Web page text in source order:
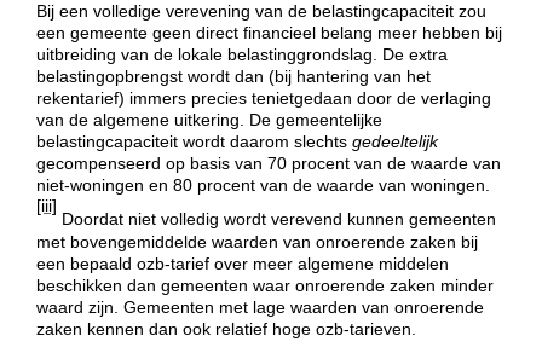
Bij een volledige verevening van de belastingcapaciteit zou
een gemeente geen direct financieel belang meer hebben bij
uitbreiding van de lokale belastinggrondslag. De extra
belastingopbrengst wordt dan (bij hantering van het
rekentarief) immers precies tenietgedaan door de verlaging
van de algemene uitkering. De gemeentelijke
belastingcapaciteit wordt daarom slechtsgedeeltelijk
gecompenseerd op basis van 70 procent van de waarde van
niet-woningen en 80 procent van de waarde van woningen.
[iii]
Doordat niet volledig wordt verevend kunnen gemeenten
met bovengemiddelde waarden van onroerende zaken bij
een bepaald ozb-tarief over meer algemene middelen
beschikken dan gemeenten waar onroerende zaken minder
waard zijn. Gemeenten met lage waarden van onroerende
zaken kennen dan ook relatief hoge ozb-tarieven.